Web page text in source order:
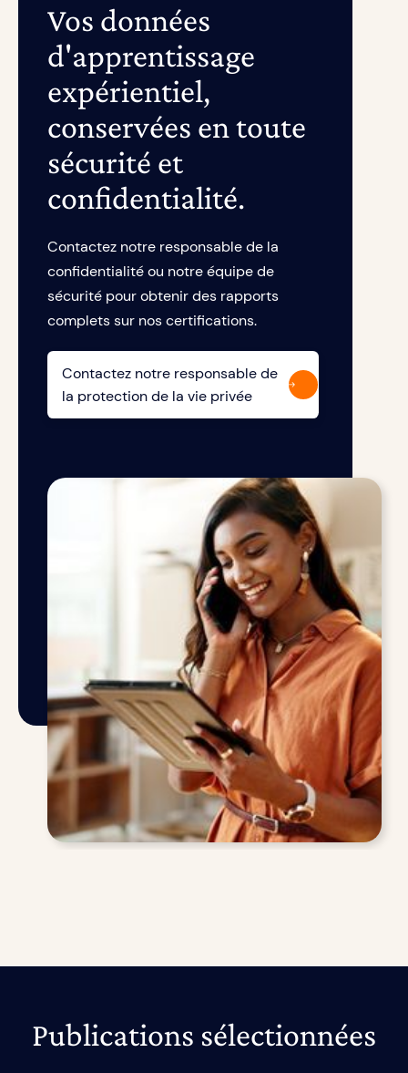
Vos données
d'apprentissage
expérientiel,
conservées en toute
sécurité et
confidentialité.
Contactez notre responsable de la
confidentialité ou notre équipe de
sécurité pour obtenir des rapports
complets sur nos certifications.
Contactez notre responsable de
la protection de la vie privée
Publications sélectionnées